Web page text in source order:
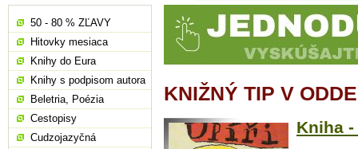
KNIŽNÝ TIP V
Kniha
50 - 80 % ZĽAVY
Hitovky mesiaca
Knihy do Eura
Knihy s podpisom autora
Beletria, Poézia
Cestopisy
Cudzojazyčná